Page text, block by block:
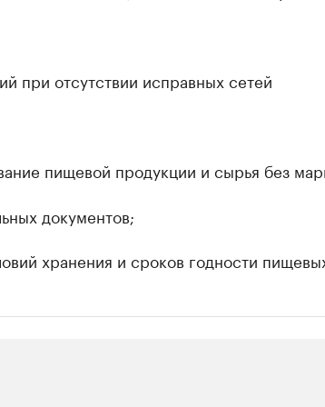
при отсутствии исправных сетей
пищевой продукции и сырья без
документов;
хранения и сроков годности